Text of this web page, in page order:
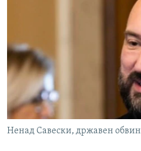
Ненад Савески, државен